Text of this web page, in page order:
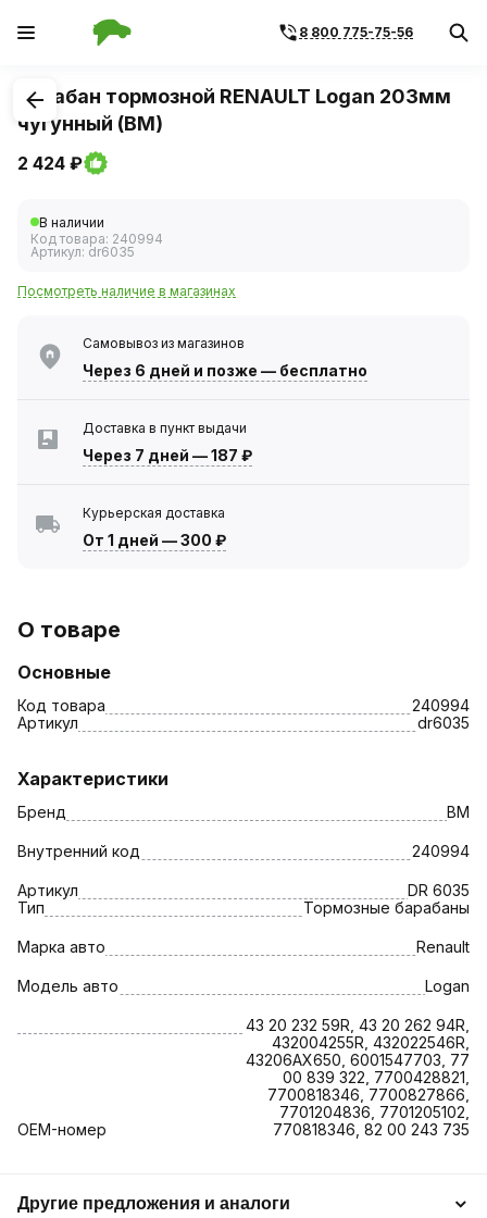
8 800 775-75-56
1/2
Барабан тормозной RENAULT Logan 203мм
чугунный (BM)
2 424 ₽
В наличии
Код товара: 240994
Артикул: dr6035
Посмотреть наличие в магазинах
Самовывоз из магазинов
Через 6 дней и позже — бесплатно
Доставка в пункт выдачи
Через 7 дней —187 ₽
Курьерская доставка
От 1 дней —300 ₽
О товаре
Основные
Код товара
240994
Артикул
dr6035
Характеристики
Бренд BM
Внутренний код 240994
Артикул
DR 6035
Тип
Тормозные барабаны
Марка авто Renault
Модель авто Logan
OEM-номер
43 20 232 59R, 43 20 262 94R,
432004255R, 432022546R,
43206AX650, 6001547703, 77
00 839 322, 7700428821,
7700818346, 7700827866,
7701204836, 7701205102,
770818346, 82 00 243 735
Другие предложения и аналоги